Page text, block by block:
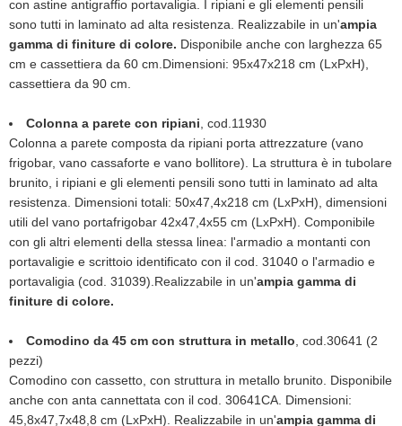
con astine antigraffio portavaligia. I ripiani e gli elementi pensili
sono tutti in laminato ad alta resistenza. Realizzabile in un'ampia
gamma di finiture di colore. Disponibile anche con larghezza 65
cm e cassettiera da 60 cm.Dimensioni: 95x47x218 cm (LxPxH),
cassettiera da 90 cm.
Colonna a parete con ripiani, cod.11930
Colonna a parete composta da ripiani porta attrezzature (vano
frigobar, vano cassaforte e vano bollitore). La struttura è in tubolare
brunito, i ripiani e gli elementi pensili sono tutti in laminato ad alta
resistenza. Dimensioni totali: 50x47,4x218 cm (LxPxH), dimensioni
utili del vano portafrigobar 42x47,4x55 cm (LxPxH). Componibile
con gli altri elementi della stessa linea: l'armadio a montanti con
portavaligie e scrittoio identificato con il cod. 31040 o l'armadio e
portavaligia (cod. 31039).Realizzabile in un'ampia gamma di
finiture di colore.
Comodino da 45 cm con struttura in metallo, cod.30641 (2
pezzi)
Comodino con cassetto, con struttura in metallo brunito. Disponibile
anche con anta cannettata con il cod. 30641CA. Dimensioni:
45,8x47,7x48,8 cm (LxPxH). Realizzabile in un'ampia gamma di